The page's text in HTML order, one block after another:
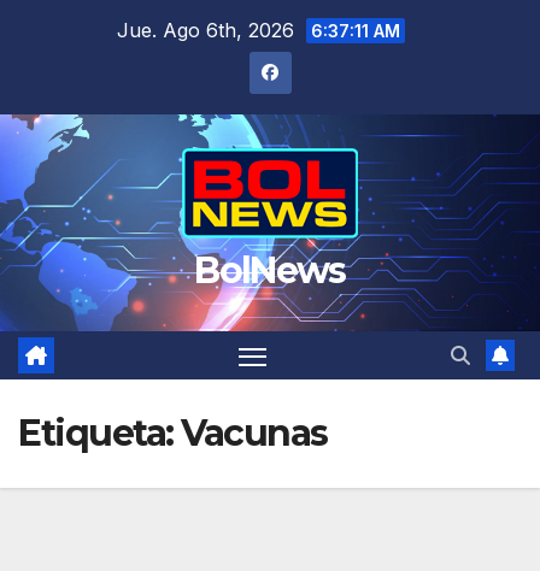
Jue. Ago 6th, 2026 6:37:12 AM
BolNews
Etiqueta:Vacunas